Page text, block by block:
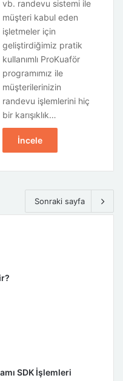
vb. randevu sistemi ile
müşteri kabul eden
işletmeler için
geliştirdiğimiz pratik
kullanımlı ProKuaför
programımız ile
müşterilerinizin
randevu işlemlerini hiç
bir karışıklık…
İncele
Sonraki sayfa
SDK İşlemleri